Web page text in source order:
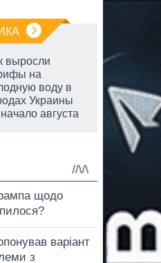
выросли
на
воду в
Украины
августа